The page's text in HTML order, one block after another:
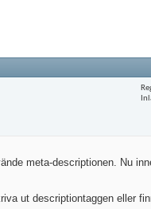
meta-descriptionen. Nu
ut descriptiontaggen eller